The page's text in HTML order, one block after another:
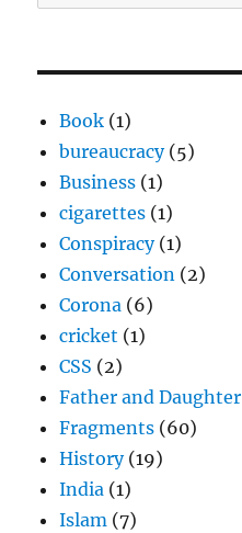
Book (1)
bureaucracy(5)
Business (1)
cigarettes (1)
Conspiracy(1)
Conversation (2)
Corona (6)
cricket (1)
CSS (2)
Father and Daughter
Fragments (60)
History(19)
India (1)
Islam (7)